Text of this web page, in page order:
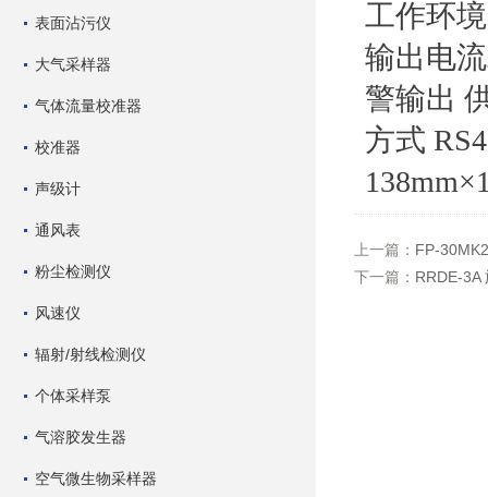
表面沾污仪
大气采样器
气体流量校准器
校准器
声级计
通风表
粉尘检测仪
风速仪
辐射/射线检测仪
个体采样泵
气溶胶发生器
空气微生物采样器
工作环
输出电
警输出
方式
上一篇： FP-
下一篇： RRDE-3A